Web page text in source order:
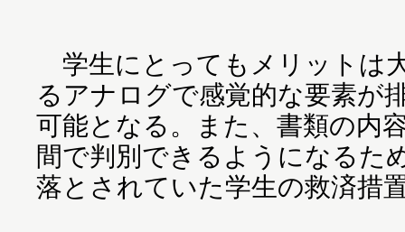
学生にとってもメリットは
るアナログで感覚的な要素が
可能となる。また、書類の内
間で判別できるようになるた
落とされていた学生の救済措